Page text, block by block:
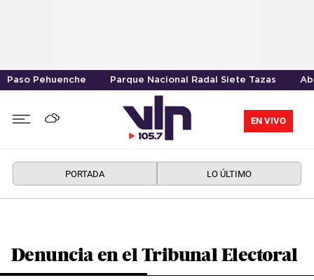
Paso Pehuenche Parque Nacional Radal Siete Tazas
EN VIVO
PORTADA LO ÚLTIMO
Denuncia en el Tribunal Electoral